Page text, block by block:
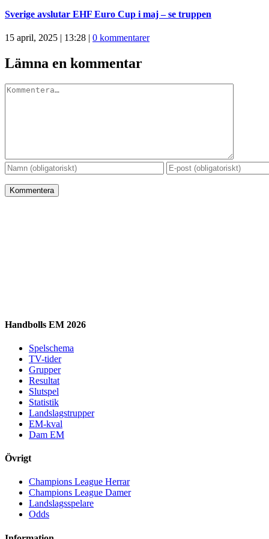
Sverige avslutar EHF Euro Cup i maj – se truppen
15 april, 2025 | 13:28 | 0 kommentarer
Lämna en kommentar
Kommentar
Handbolls EM 2026
Spelschema
TV-tider
Grupper
Resultat
Slutspel
Statistik
Landslagstrupper
EM-kval
Dam EM
Övrigt
Champions League Herrar
Champions League Damer
Landslagsspelare
Odds